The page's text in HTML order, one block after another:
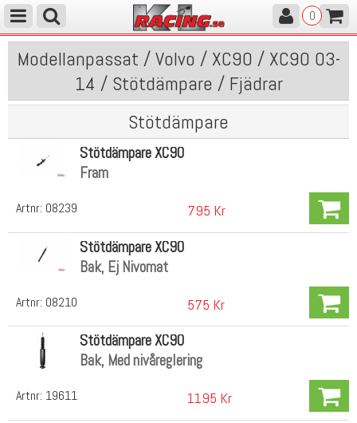
0
Modellanpassat / Volvo / XC90 / XC90 03-
14 / Stötdämpare / Fjädrar
Stötdämpare
Artnr: 08239
Stötdämpare XC90
Fram
795 Kr
Artnr: 08210
Stötdämpare XC90
Bak, Ej Nivomat
575 Kr
Artnr: 19611
Stötdämpare XC90
Bak, Med nivåreglering
1195 Kr